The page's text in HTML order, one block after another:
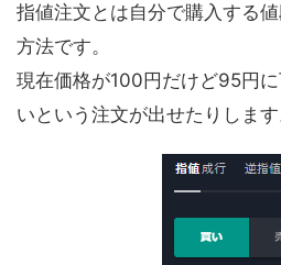
指値注文とは自分で購入する
方法です。
現在価格が100円だけど95円
いという注文が出せたりします